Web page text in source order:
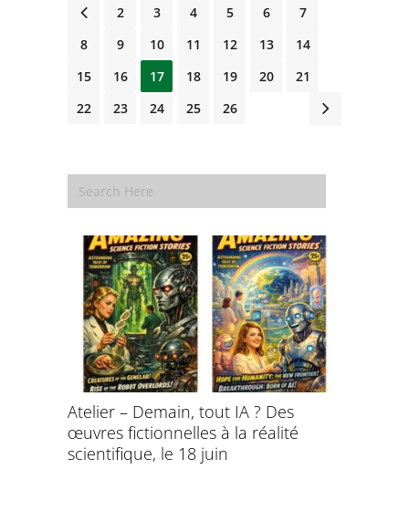
1 2 3 4 5 6
7
8
9 10 11 12 13
14
15
16 17 18 19 20
21
22
23 24 25 26
Atelier – Demain, tout IA ? Des
œuvres fictionnelles à la réalité
scientifique, le 18 juin